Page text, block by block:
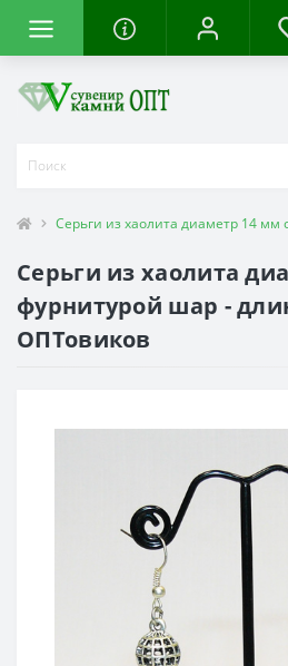
Серьги из хаолита диаметр 14
Серьги из хаолита
фурнитурой шар -
ОПТовиков